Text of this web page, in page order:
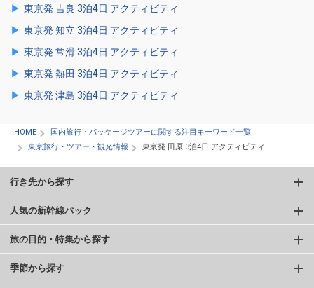
東京発 吉良 3泊4日 アクティビティ
東京発 知立 3泊4日 アクティビティ
東京発 常滑 3泊4日 アクティビティ
東京発 熱田 3泊4日 アクティビティ
東京発 津島 3泊4日 アクティビティ
HOME
国内旅行・パッケージツアーに関する注目キーワード一覧
東京旅行・ツアー・観光情報
東京発 田原 3泊4日 アクティビティ
行き先から探す
人気の新幹線パック
旅の目的・特集から探す
季節から探す